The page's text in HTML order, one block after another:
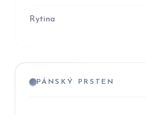
Rytina
PÁNSKÝ PRSTEN